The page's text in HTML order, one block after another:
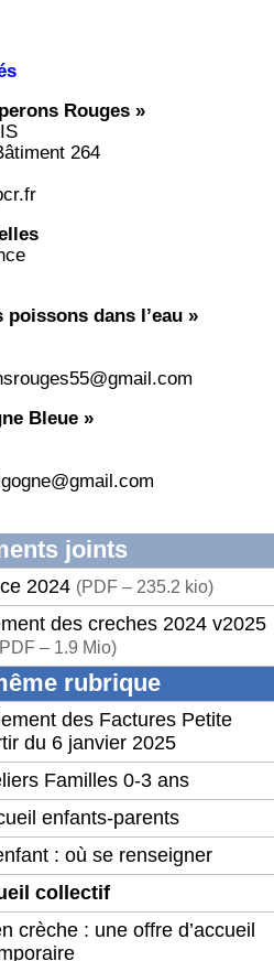
Rouges »
264
poissons dans l’eau »
Bleue »
joints
2024 (PDF – 235.2 kio)
des creches 2024 v2025
PDF – 1.9 Mio)
rubrique
des Factures Petite
du 6 janvier 2025
Familles 0-3 ans
enfants-parents
: où se renseigner
collectif
crèche : une offre d’accueil